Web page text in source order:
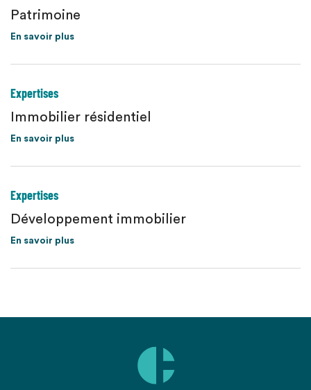
Patrimoine
En savoir plus
Expertises
Immobilier résidentiel
En savoir plus
Expertises
Développement immobilier
En savoir plus